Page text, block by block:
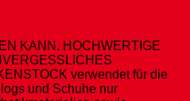
KANN. HOCHWERTIGE
verwendet für die
und Schuhe nur